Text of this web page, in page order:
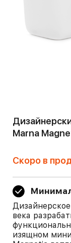
Marna
Скоро в
века
изящном